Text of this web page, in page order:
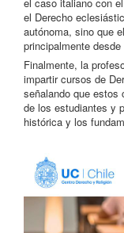
el Derecho
autónoma, sino que
principalmente
Finalmente, la
impartir cursos de
señalando que estos
de los estudiantes y
histórica y los